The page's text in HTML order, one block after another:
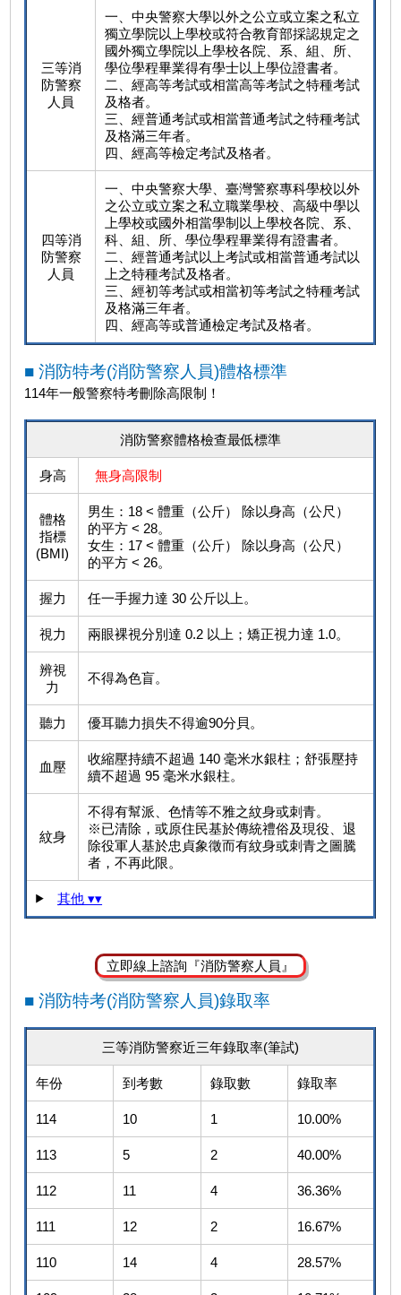
三等消
防警察
人員
一、中央警察大學以外之公立或立案之私立
獨立學院以上學校或符合教育部採認規定之
國外獨立學院以上學校各院、系、組、所、
學位學程畢業得有學士以上學位證書者。
二、經高等考試或相當高等考試之特種考試
及格者。
三、經普通考試或相當普通考試之特種考試
及格滿三年者。
四、經高等檢定考試及格者。
四等消
防警察
人員
一、中央警察大學、臺灣警察專科學校以外
之公立或立案之私立職業學校、高級中學以
上學校或國外相當學制以上學校各院、系、
科、組、所、學位學程畢業得有證書者。
二、經普通考試以上考試或相當普通考試以
上之特種考試及格者。
三、經初等考試或相當初等考試之特種考試
及格滿三年者。
四、經高等或普通檢定考試及格者。
■ 消防特考(消防警察人員)體格標準
114年一般警察特考刪除高限制！
消防警察體格檢查最低標準
身高 無身高限制
體格
指標
(BMI)
男生：18 < 體重（公斤） 除以身高（公尺）
的平方 < 28。
女生：17 < 體重（公斤） 除以身高（公尺）
的平方 < 26。
握力 任一手握力達 30 公斤以上。
視力 兩眼裸視分別達 0.2 以上；矯正視力達 1.0。
辨視
力
不得為色盲。
聽力 優耳聽力損失不得逾90分貝。
血壓
收縮壓持續不超過 140 毫米水銀柱；舒張壓持
續不超過 95 毫米水銀柱。
紋身
不得有幫派、色情等不雅之紋身或刺青。
※已清除，或原住民基於傳統禮俗及現役、退
除役軍人基於忠貞象徵而有紋身或刺青之圖騰
者，不再此限。
其他 ▾▾
立即線上諮詢『消防警察人員』
■ 消防特考(消防警察人員)錄取率
三等消防警察近三年錄取率(筆試)
年份 到考數 錄取數 錄取率
114 10 1 10.00%
113 5 2 40.00%
112 11 4 36.36%
111 12 2 16.67%
110 14 4 28.57%